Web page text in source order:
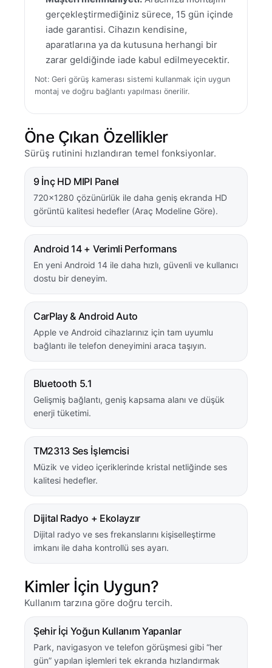
gerçekleştirmediğiniz sürece, 15 gün içinde
iade garantisi. Cihazın kendisine,
aparatlarına ya da kutusuna herhangi bir
zarar geldiğinde iade kabul edilmeyecektir.
Not: Geri görüş kamerası sistemi kullanmak için uygun
montaj ve doğru bağlantı yapılması önerilir.
Öne Çıkan Özellikler
Sürüş rutinini hızlandıran temel fonksiyonlar.
9 İnç HD MIPI Panel
720×1280 çözünürlük ile daha geniş ekranda HD
görüntü kalitesi hedefler (Araç Modeline Göre).
Android 14 + Verimli Performans
En yeni Android 14 ile daha hızlı, güvenli ve kullanıcı
dostu bir deneyim.
CarPlay & Android Auto
Apple ve Android cihazlarınız için tam uyumlu
bağlantı ile telefon deneyimini araca taşıyın.
Bluetooth 5.1
Gelişmiş bağlantı, geniş kapsama alanı ve düşük
enerji tüketimi.
TM2313 Ses İşlemcisi
Müzik ve video içeriklerinde kristal netliğinde ses
kalitesi hedefler.
Dijital Radyo + Ekolayzır
Dijital radyo ve ses frekanslarını kişiselleştirme
imkanı ile daha kontrollü ses ayarı.
Kimler İçin Uygun?
Kullanım tarzına göre doğru tercih.
Şehir İçi Yoğun Kullanım Yapanlar
Park, navigasyon ve telefon görüşmesi gibi “her
gün” yapılan işlemleri tek ekranda hızlandırmak